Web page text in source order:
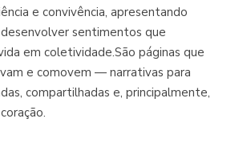
e convivência, apresentando
sentimentos que
em coletividade.São páginas que
e comovem — narrativas para
compartilhadas e, principalmente,